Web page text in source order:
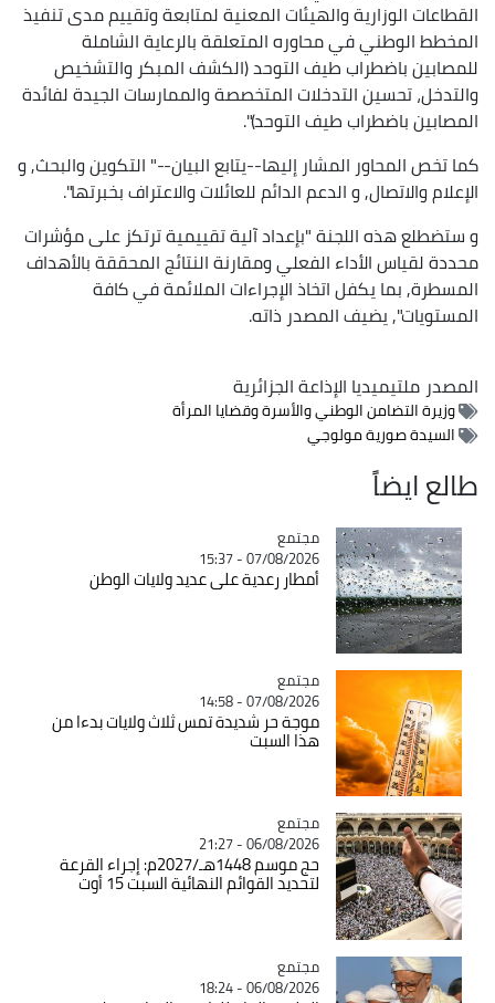
القطاعات الوزارية والهيئات المعنية لمتابعة وتقييم مدى تنفيذ
المخطط الوطني في محاوره المتعلقة بالرعاية الشاملة
للمصابين باضطراب طيف التوحد (الكشف المبكر والتشخيص
والتدخل، تحسين التدخلات المتخصصة والممارسات الجيدة لفائدة
المصابين باضطراب طيف التوحد)".
كما تخص المحاور المشار إليها--يتابع البيان--" التكوين والبحث, و
الإعلام والاتصال, و الدعم الدائم للعائلات والاعتراف بخبرتها".
و ستضطلع هذه اللجنة "بإعداد آلية تقييمية ترتكز على مؤشرات
محددة لقياس الأداء الفعلي ومقارنة النتائج المحققة بالأهداف
المسطرة, بما يكفل اتخاذ الإجراءات الملائمة في كافة
المستويات", يضيف المصدر ذاته.
المصدرملتيميديا الإذاعة الجزائرية
وزيرة التضامن الوطني والأسرة وقضايا المرأة
السيدة صورية مولوجي
طالع ايضاً
Catégorie
مجتمع
07/08/2026 - 15:37
أمطار رعدية على عديد ولايات الوطن
Catégorie
مجتمع
07/08/2026 - 14:58
موجة حر شديدة تمس ثلاث ولايات بدءا من
هذا السبت
Catégorie
مجتمع
06/08/2026 - 21:27
حج موسم 1448هـ/2027م: إجراء القرعة
لتحديد القوائم النهائية السبت 15 أوت
Catégorie
مجتمع
06/08/2026 - 18:24